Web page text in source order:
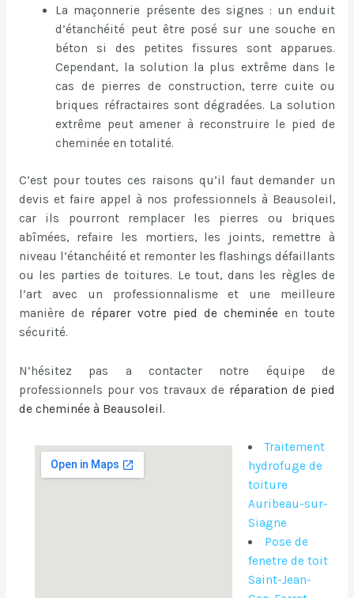
La maçonnerie présente des signes : un enduit
d’étanchéité peut être posé sur une souche en
béton si des petites fissures sont apparues.
Cependant, la solution la plus extrême dans le
cas de pierres de construction, terre cuite ou
briques réfractaires sont dégradées. La solution
extrême peut amener à reconstruire le pied de
cheminée en totalité.
C’est pour toutes ces raisons qu’il faut demander un
devis et faire appel à nos professionnels à Beausoleil,
car ils pourront remplacer les pierres ou briques
abîmées, refaire les mortiers, les joints, remettre à
niveau l’étanchéité et remonter les flashings défaillants
ou les parties de toitures. Le tout, dans les règles de
l’art avec un professionnalisme et une meilleure
manière de réparer votre pied de cheminée en toute
sécurité.
N’hésitez pas a contacter notre équipe de
professionnels pour vos travaux de réparation de pied
de cheminée à Beausoleil.
Traitement
hydrofuge de
toiture
Auribeau-sur-
Siagne
Pose de
fenetre de toit
Saint-Jean-